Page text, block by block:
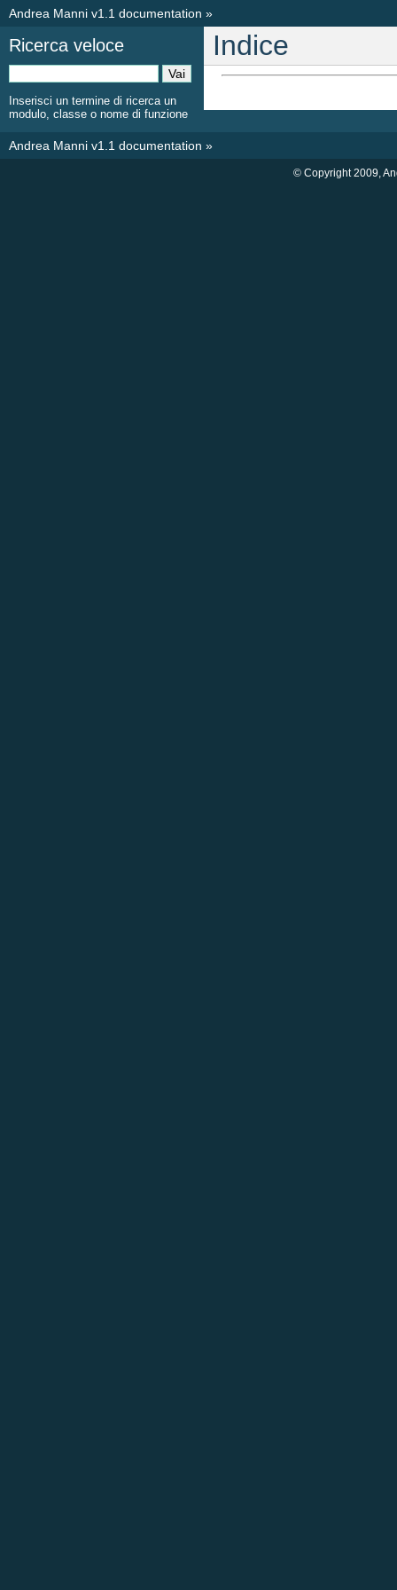
Andrea Manni v1.1 documentation »
Indice
Ricerca veloce
Inserisci un termine di ricerca un
modulo, classe o nome di funzione
Andrea Manni v1.1 documentation »
© Copyright 2009,